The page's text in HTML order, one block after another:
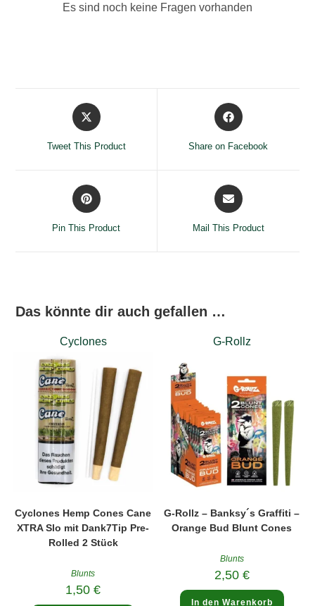
Es sind noch keine Fragen vorhanden
Opens
in
Tweet This Product
Opens
in
Share on Facebook
Opens
in
Pin This Product
Opens
in
Mail This Product
Das könnte dir auch gefallen …
Cyclones
Cyclones Hemp Cones Cane
XTRA Slo mit Dank7Tip Pre-
Rolled 2 Stück
Blunts
1,50€
G-Rollz
G-Rollz – Banksy´s Graffiti –
Orange Bud Blunt Cones
Blunts
2,50 €
In den Warenkorb